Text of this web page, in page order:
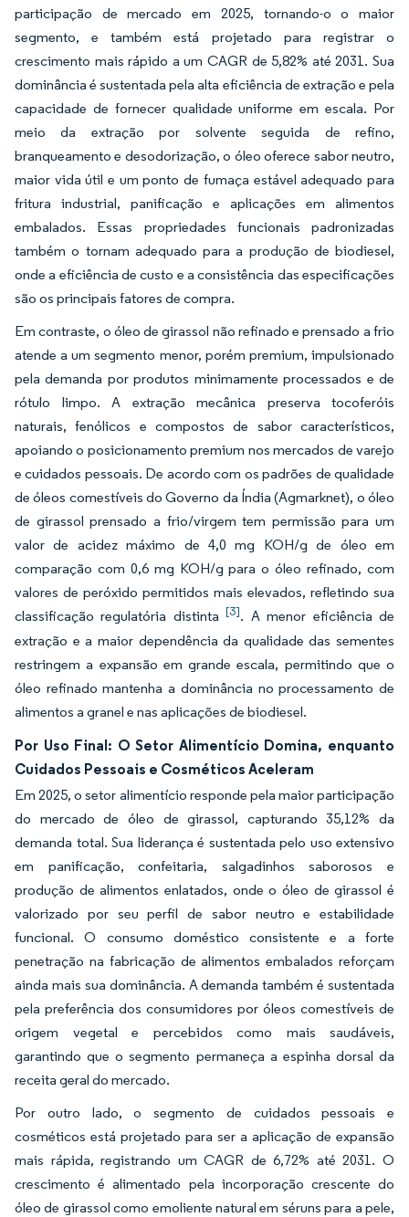
participação de mercado em 2025, tornando-o o maior
segmento, e também está projetado para registrar o
crescimento mais rápido a um CAGR de 5,82% até 2031. Sua
dominância é sustentada pela alta eficiência de extração e pela
capacidade de fornecer qualidade uniforme em escala. Por
meio da extração por solvente seguida de refino,
branqueamento e desodorização, o óleo oferece sabor neutro,
maior vida útil e um ponto de fumaça estável adequado para
fritura industrial, panificação e aplicações em alimentos
embalados. Essas propriedades funcionais padronizadas
também o tornam adequado para a produção de biodiesel,
onde a eficiência de custo e a consistência das especificações
são os principais fatores de compra.
Em contraste, o óleo de girassol não refinado e prensado a frio
atende a um segmento menor, porém premium, impulsionado
pela demanda por produtos minimamente processados e de
rótulo limpo. A extração mecânica preserva tocoferóis
naturais, fenólicos e compostos de sabor característicos,
apoiando o posicionamento premium nos mercados de varejo
e cuidados pessoais. De acordo com os padrões de qualidade
de óleos comestíveis do Governo da Índia (Agmarknet), o óleo
de girassol prensado a frio/virgem tem permissão para um
valor de acidez máximo de 4,0 mg KOH/g de óleo em
comparação com 0,6 mg KOH/g para o óleo refinado, com
valores de peróxido permitidos mais elevados, refletindo sua
classificação regulatória distinta[3]. A menor eficiência de
extração e a maior dependência da qualidade das sementes
restringem a expansão em grande escala, permitindo que o
óleo refinado mantenha a dominância no processamento de
alimentos a granel e nas aplicações de biodiesel.
Por Uso Final: O Setor Alimentício Domina, enquanto
Cuidados Pessoais e Cosméticos Aceleram
Em 2025, o setor alimentício responde pela maior participação
do mercado de óleo de girassol, capturando 35,12% da
demanda total. Sua liderança é sustentada pelo uso extensivo
em panificação, confeitaria, salgadinhos saborosos e
produção de alimentos enlatados, onde o óleo de girassol é
valorizado por seu perfil de sabor neutro e estabilidade
funcional. O consumo doméstico consistente e a forte
penetração na fabricação de alimentos embalados reforçam
ainda mais sua dominância. A demanda também é sustentada
pela preferência dos consumidores por óleos comestíveis de
origem vegetal e percebidos como mais saudáveis,
garantindo que o segmento permaneça a espinha dorsal da
receita geral do mercado.
Por outro lado, o segmento de cuidados pessoais e
cosméticos está projetado para ser a aplicação de expansão
mais rápida, registrando um CAGR de 6,72% até 2031. O
crescimento é alimentado pela incorporação crescente do
óleo de girassol como emoliente natural em séruns para a pele,